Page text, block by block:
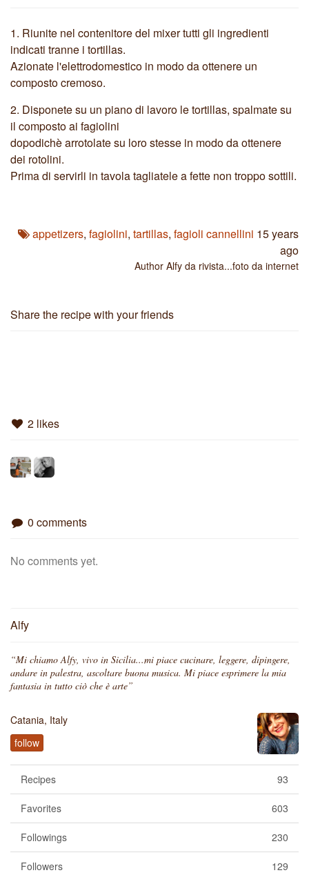
1. Riunite nel contenitore del mixer tutti gli ingredienti
indicati tranne i tortillas.
Azionate l'elettrodomestico in modo da ottenere un
composto cremoso.
2. Disponete su un piano di lavoro le tortillas, spalmate su
il composto ai fagiolini
dopodichè arrotolate su loro stesse in modo da ottenere
dei rotolini.
Prima di servirli in tavola tagliatele a fette non troppo sottili.
appetizers, fagiolini, tartillas, fagioli cannellini 15 years
ago
Author Alfy da rivista...foto da internet
Share the recipe with your friends
2 likes
0 comments
No comments yet.
Alfy
“Mi chiamo Alfy, vivo in Sicilia...mi piace cucinare, leggere, dipingere,
andare in palestra, ascoltare buona musica. Mi piace esprimere la mia
fantasia in tutto ciò che è arte”
Catania, Italy
follow
93
Recipes
603
Favorites
230
Followings
129
Followers